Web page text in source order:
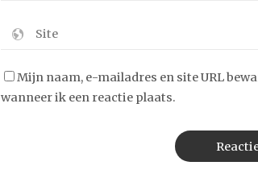
Mijn naam, e-mailadres en site URL
wanneer ik een reactie plaats.